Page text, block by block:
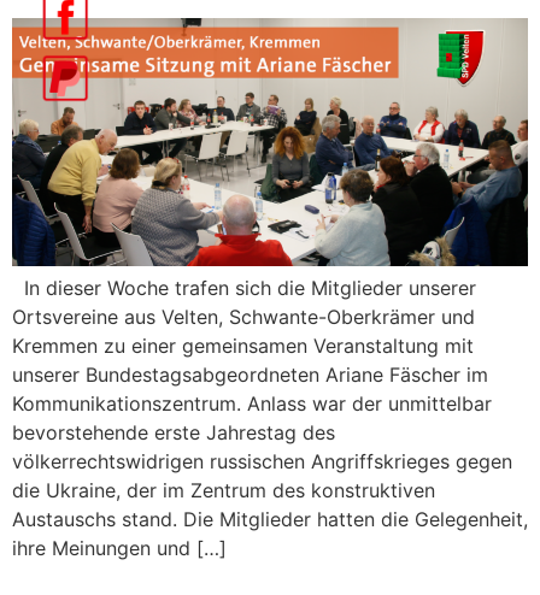
In dieser Woche trafen sich die Mitglieder unserer
Ortsvereine aus Velten, Schwante-Oberkrämer und
Kremmen zu einer gemeinsamen Veranstaltung mit
unserer Bundestagsabgeordneten Ariane Fäscher im
Kommunikationszentrum. Anlass war der unmittelbar
bevorstehende erste Jahrestag des
völkerrechtswidrigen russischen Angriffskrieges gegen
die Ukraine, der im Zentrum des konstruktiven
Austauschs stand. Die Mitglieder hatten die Gelegenheit,
ihre Meinungen und […]